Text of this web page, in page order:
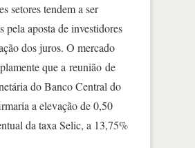
setores tendem a ser
pela aposta de investidores
dos juros. O mercado
que a reunião de
do Banco Central do
a elevação de 0,50
da taxa Selic, a 13,75%